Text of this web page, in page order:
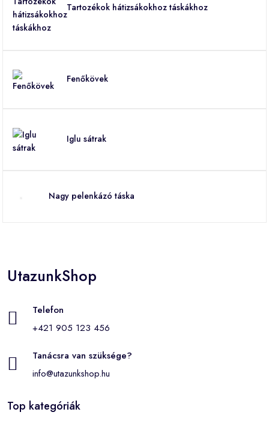
Tartozékok hátizsákokhoz táskákhoz
Fenőkövek
Iglu sátrak
Nagy pelenkázó táska
UtazunkShop
Telefon
+421 905 123 456
Tanácsra van szüksége?
info@utazunkshop.hu
Top kategóriák